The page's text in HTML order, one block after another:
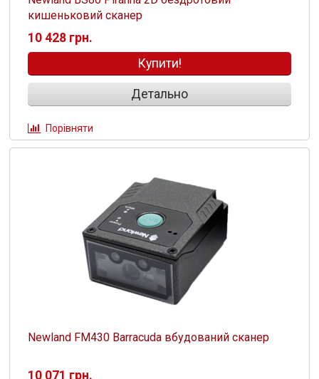
кишеньковий сканер
10 428 грн.
Купити!
Детально
Порівняти
Newland FM430 Barracuda вбудований сканер
10 071 грн.